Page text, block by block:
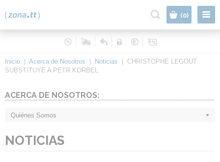
(0)
Inicio Acerca de Nosotros Noticias
CHRISTOPHE LEGOUT
SUBSTITUYE A PETR KORBEL
ACERCA DE NOSOTROS:
Quiénes Somos
NOTICIAS